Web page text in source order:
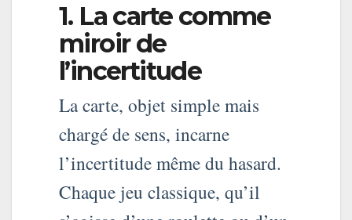
1. La carte comme
miroir de
l’incertitude
La carte, objet simple mais
chargé de sens, incarne
l’incertitude même du hasard.
Chaque jeu classique, qu’il